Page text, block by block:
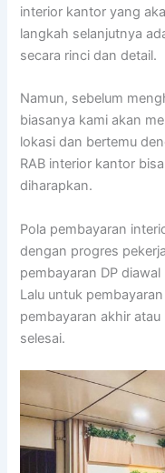
interior kantor yang
langkah selanjutnya
secara rinci dan detail.
Namun, sebelum
biasanya kami akan
lokasi dan bertemu
RAB interior kantor
diharapkan.
Pola pembayaran
dengan progres
pembayaran DP
Lalu untuk
pembayaran akhir
selesai.